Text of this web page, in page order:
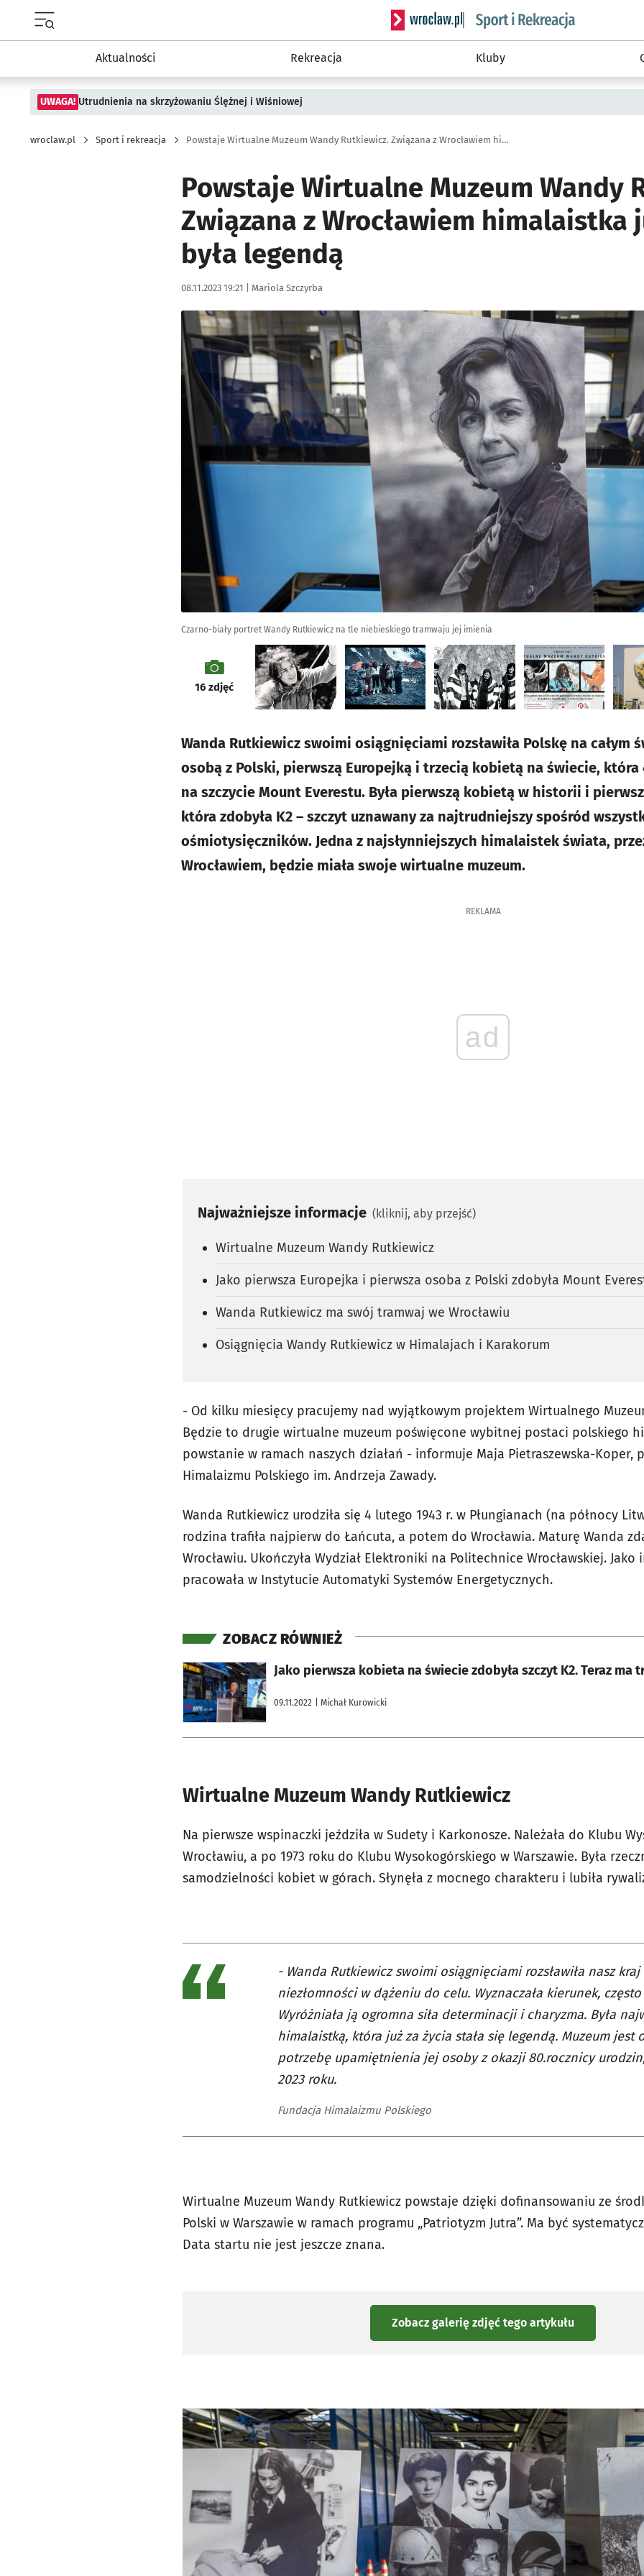
Serwis informacyjny wroclaw.pl podserwis:
Aktualności Rekreacja Kluby
UWAGA! Utrudnienia na skrzyżowaniu Ślężnej i Wiśniowej
wroclaw.pl Sport i rekreacja Powstaje Wirtualne Muzeum Wandy Rutkiewicz. Związana z Wrocławiem himalaistka już za życia była legendą
Powstaje Wirtualne Muzeum Wandy
Związana z Wrocławiem himalaistka
była legendą
Data publikacji:
08.11.2023 19:21 | Autor:
Mariola Szczyrba
Kliknij, aby zobaczyć galerię
Czarno-biały portret Wandy Rutkiewicz na tle niebieskiego tramwaju jej imienia
galeria
16zdjęć
Wanda Rutkiewicz swoimi osiągnięciami rozsławiła Polskę na całym
osobą z Polski, pierwszą Europejką i trzecią kobietą na świecie, która
na szczycie Mount Everestu. Była pierwszą kobietą w historii i
która zdobyła K2 – szczyt uznawany za najtrudniejszy spośród
ośmiotysięczników. Jedna z najsłynniejszych himalaistek świata,
Wrocławiem, będzie miała swoje wirtualne muzeum.
REKLAMA
ad
Najważniejsze informacje (kliknij, aby przejść)
Wirtualne Muzeum Wandy Rutkiewicz
Jako pierwsza Europejka i pierwsza osoba z Polski zdobyła Mount
Wanda Rutkiewicz ma swój tramwaj we Wrocławiu
Osiągnięcia Wandy Rutkiewicz w Himalajach i Karakorum
- Od kilku miesięcy pracujemy nad wyjątkowym projektem Wirtualnego
Będzie to drugie wirtualne muzeum poświęcone wybitnej postaci polskiego
powstanie w ramach naszych działań - informuje Maja Pietraszewska-Koper,
Himalaizmu Polskiego im. Andrzeja Zawady.
Wanda Rutkiewicz urodziła się 4 lutego 1943 r. w Płungianach (na północy
rodzina trafiła najpierw do Łańcuta, a potem do Wrocławia. Maturę Wanda
Wrocławiu. Ukończyła Wydział Elektroniki na Politechnice Wrocławskiej.
pracowała w Instytucie Automatyki Systemów Energetycznych.
ZOBACZ RÓWNIEŻ
Jako pierwsza kobieta na świecie zdobyła szczyt K2. Teraz ma
09.11.2022 | Michał Kurowicki
otworzy się w nowej karcie
Wirtualne Muzeum Wandy Rutkiewicz
Na pierwsze wspinaczki jeździła w Sudety i Karkonosze. Należała do Klubu
Wrocławiu, a po 1973 roku do Klubu Wysokogórskiego w Warszawie. Była
samodzielności kobiet w górach. Słynęła z mocnego charakteru i lubiła
- Wanda Rutkiewicz swoimi osiągnięciami rozsławiła nasz kraj
niezłomności w dążeniu do celu. Wyznaczała kierunek,
Wyróżniała ją ogromna siła determinacji i charyzma. Była
himalaistką, która już za życia stała się legendą. Muzeum jest
potrzebę upamiętnienia jej osoby z okazji 80.rocznicy
2023 roku.
Fundacja Himalaizmu Polskiego
Wirtualne Muzeum Wandy Rutkiewicz powstaje dzięki dofinansowaniu ze
Polski w Warszawie w ramach programu „Patriotyzm Jutra”. Ma być
Data startu nie jest jeszcze znana.
Zobacz galerię zdjęć tego artykułu